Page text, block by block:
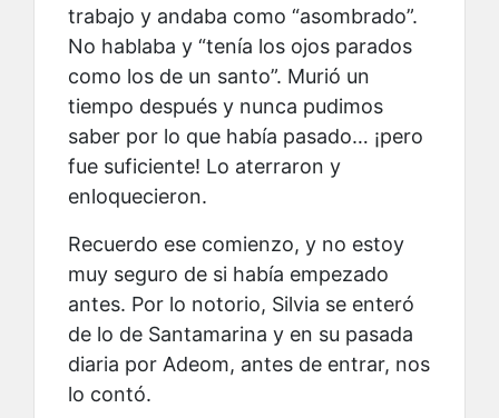
trabajo y andaba como “asombrado”.
No hablaba y “tenía los ojos parados
como los de un santo”. Murió un
tiempo después y nunca pudimos
saber por lo que había pasado… ¡pero
fue suficiente! Lo aterraron y
enloquecieron.
Recuerdo ese comienzo, y no estoy
muy seguro de si había empezado
antes. Por lo notorio, Silvia se enteró
de lo de Santamarina y en su pasada
diaria por Adeom, antes de entrar, nos
lo contó.